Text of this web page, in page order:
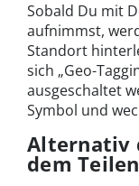
Sobald Du mit
aufnimmst,
Standort
sich „Geo-
ausgeschaltet
Symbol und
Alternativ
dem